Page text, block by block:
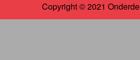
Copyright © 2021